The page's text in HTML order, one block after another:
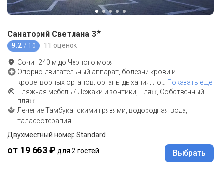
Санаторий Светлана 3★
9.2 / 10 11 оценок
Сочи · 240 м до Черного моря
Опорно-двигательный аппарат, болезни крови и
кроветворных органов, органы дыхания, ло
Показать еще
Пляжная мебель / Лежаки и зонтики, Пляж, Собственный
пляж
Лечение Тамбуканскими грязями, водородная вода,
талассотерапия
Двухместный номер Standard
от 19 663 ₽ для 2 гостей Выбрать